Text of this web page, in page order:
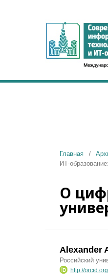
Главная /
ИТ-
О
Alexander
Российский
http://